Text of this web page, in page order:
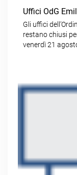
Uffici OdG
Gli uffici
restano chiusi
venerdì 21